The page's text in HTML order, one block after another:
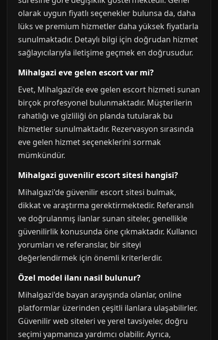
olarak uygun fiyatlı seçenekler bulunsa da, daha
lüks ve premium hizmetler daha yüksek fiyatlarla
sunulmaktadır. Detaylı bilgi için doğrudan hizmet
sağlayıcılarıyla iletişime geçmek en doğrusudur.
Mihalgazi eve gelen escort var mi?
Evet, Mihalgazi'de eve gelen escort hizmeti sunan
birçok profesyonel bulunmaktadır. Müşterilerin
rahatlığı ve gizliliği ön planda tutularak bu
hizmetler sunulmaktadır. Rezervasyon sırasında
eve gelen hizmet seçeneklerini sormak
mümkündür.
Mihalgazi guvenilir escort sitesi hangisi?
Mihalgazi'de güvenilir escort sitesi bulmak,
dikkat ve araştırma gerektirmektedir. Referanslı
ve doğrulanmış ilanlar sunan siteler, genellikle
güvenilirlik konusunda öne çıkmaktadır. Kullanıcı
yorumları ve referanslar, bir siteyi
değerlendirmek için önemli kriterlerdir.
Özel model ilanı nasil bulunur?
Mihalgazi'de bayan arayışında olanlar, online
platformlar üzerinden çeşitli ilanlara ulaşabilirler.
Güvenilir web siteleri ve yerel tavsiyeler, doğru
seçimi yapmanıza yardımcı olabilir. Ayrıca,